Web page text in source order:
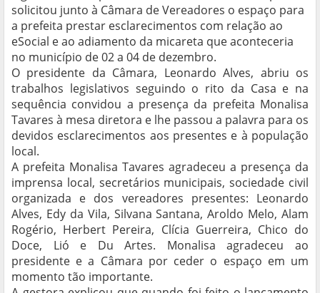
solicitou junto à Câmara de Vereadores o espaço para
a prefeita prestar esclarecimentos com relação ao
eSocial e ao adiamento da micareta que aconteceria
no município de 02 a 04 de dezembro.
O presidente da Câmara, Leonardo Alves, abriu os
trabalhos legislativos seguindo o rito da Casa e na
sequência convidou a presença da prefeita Monalisa
Tavares à mesa diretora e lhe passou a palavra para os
devidos esclarecimentos aos presentes e à população
local.
A prefeita Monalisa Tavares agradeceu a presença da
imprensa local, secretários municipais, sociedade civil
organizada e dos vereadores presentes: Leonardo
Alves, Edy da Vila, Silvana Santana, Aroldo Melo, Alam
Rogério, Herbert Pereira, Clícia Guerreira, Chico do
Doce, Lió e Du Artes. Monalisa agradeceu ao
presidente e a Câmara por ceder o espaço em um
momento tão importante.